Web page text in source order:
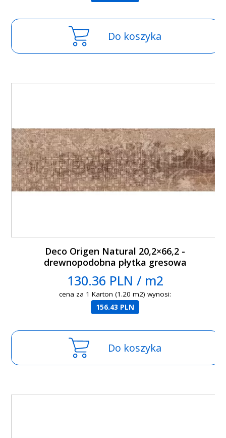
Do koszyka
Deco Origen Natural 20,2×66,2 -
drewnopodobna płytka gresowa
130.36 PLN / m2
cena za 1 Karton (1.20 m2) wynosi:
156.43 PLN
Do koszyka